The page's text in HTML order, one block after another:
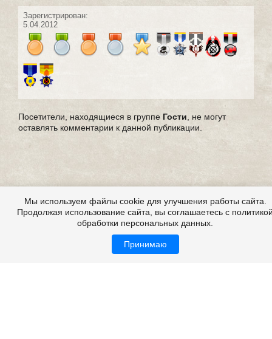
Зарегистрирован:
5.04.2012
Посетители, находящиеся в группе Гости , не могут
оставлять комментарии к данной публикации.
Мы используем файлы cookie для улучшения работы сайта.
Продолжая использование сайта, вы соглашаетесь с
обработки персональных данных.
Принимаю